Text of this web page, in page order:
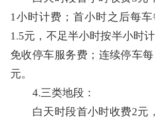
1小时计费；首小时之后每
1.5元，不足半小时按半小时
免收停车服务费；连续停车
元。
4.三类地段：
白天时段首小时收费2元